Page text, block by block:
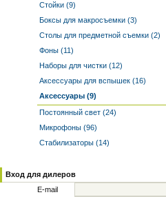
Стойки (9)
Боксы для макросъемки (3)
Столы для предметной съемки (2)
Фоны (11)
Наборы для чистки (12)
Аксессуары для вспышек (16)
Аксессуары (9)
Постоянный свет (24)
Микрофоны (96)
Стабилизаторы (14)
Вход для дилеров
E-mail